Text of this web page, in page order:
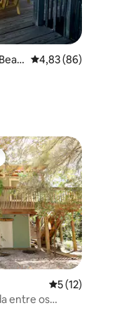
4,83 de uma
4,83 (86)
5 de uma
5 (12)
entre os